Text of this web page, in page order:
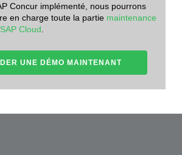
Concur implémenté, nous pourrons
en charge toute la partie maintenance
Cloud.
UNE DÉMO MAINTENANT